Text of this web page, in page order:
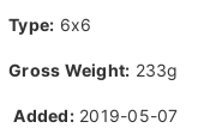
Type: 6x6
Gross Weight: 233g
Added:2019-05-07